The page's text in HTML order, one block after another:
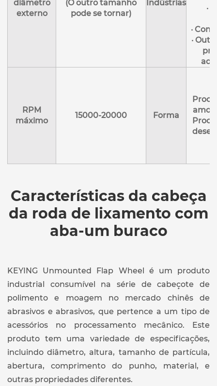
diâmetro
externo
(O outro tamanho
pode se tornar)
Indústrias
·
·
·
RPM
máximo
15000-20000 Forma
Características da cabeça
da roda de lixamento com
aba-um buraco
KEYING Unmounted Flap Wheel é um produto
industrial consumível na série de cabeçote de
polimento e moagem no mercado chinês de
abrasivos e abrasivos, que pertence a um tipo de
acessórios no processamento mecânico. Este
produto tem uma variedade de especificações,
incluindo diâmetro, altura, tamanho de partícula,
abertura, comprimento do punho, material, e
outras propriedades diferentes.